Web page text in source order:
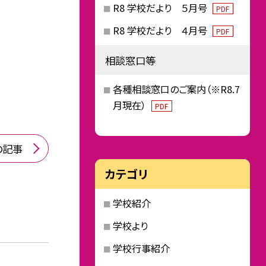
事
R8 学校だより ５月号 PDF
R8 学校だより ４月号 PDF
相談窓口等
各種相談窓口のご案内（※R8.7
月現在）
PDF
カテゴリ
学校紹介
学校より
学校行事紹介